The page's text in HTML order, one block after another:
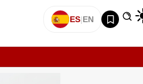
ES|EN